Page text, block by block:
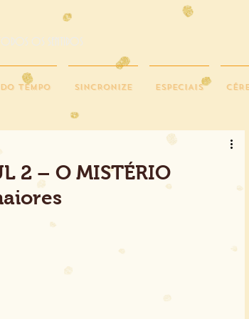
OS SENTIDOS
TEMPO SINCRONIZE ESPECIAIS
2 – O MISTÉRIO